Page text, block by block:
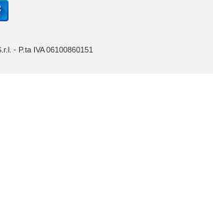
- P.ta IVA 06100860151